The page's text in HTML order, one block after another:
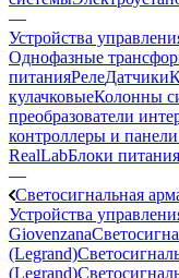
—
Устройства
Однофазные
питанияРелеДатчики
кулачковыеКолонны
преобразователи
контроллеры и
RealLabБлоки
—
Светосигнальная
Устройства
Giovenzana
(Legrand)
(Legrand)